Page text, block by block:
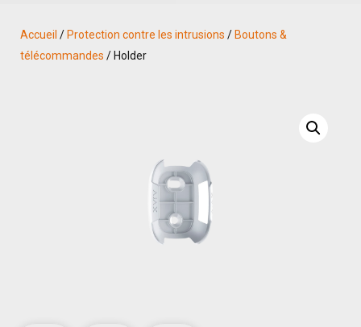
Accueil / Protection contre les intrusions / Boutons &
télécommandes / Holder